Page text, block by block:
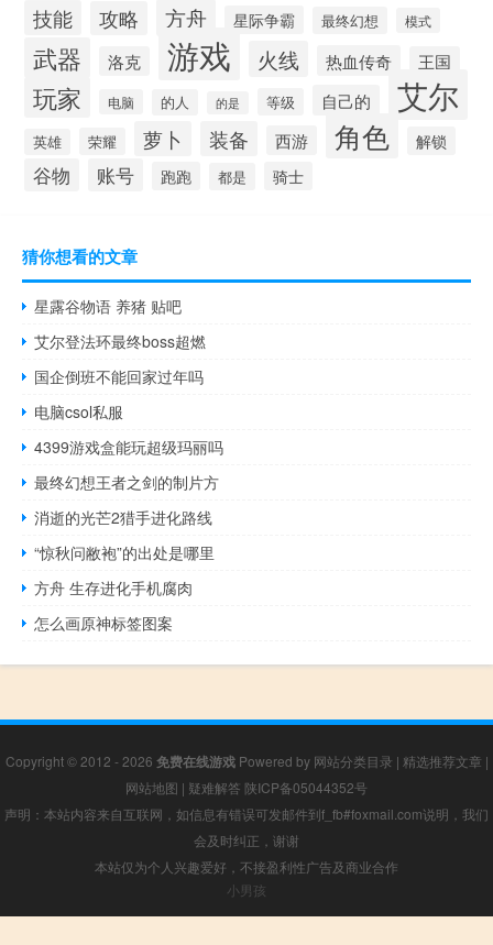
技能 攻略 方舟 星际争霸 最终幻想 模式
武器 洛克 游戏 火线 热血传奇 王国
玩家 电脑 的人 的是 等级 自己的 艾尔
英雄 荣耀 萝卜 装备 西游 角色 解锁
谷物 账号 跑跑 都是 骑士
猜你想看的文章
星露谷物语 养猪 贴吧
艾尔登法环最终boss超燃
国企倒班不能回家过年吗
电脑csol私服
4399游戏盒能玩超级玛丽吗
最终幻想王者之剑的制片方
消逝的光芒2猎手进化路线
“惊秋问敝袍”的出处是哪里
方舟 生存进化手机腐肉
怎么画原神标签图案
Copyright © 2012 - 2026 免费在线游戏Powered by 网站分类目录 | 精选推荐文章 |
网站地图 | 疑难解答 陕ICP备05044352号
声明：本站内容来自互联网，如信息有错误可发邮件到f_fb#foxmail.com说明，我们
会及时纠正，谢谢
本站仅为个人兴趣爱好，不接盈利性广告及商业合作
小男孩